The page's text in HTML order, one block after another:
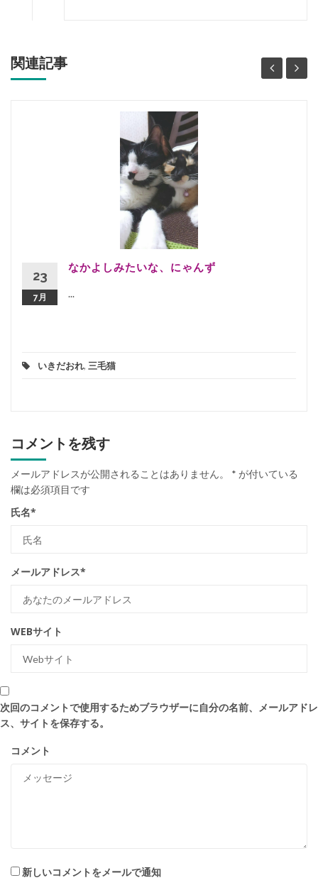
関連記事
23
7月
なかよしみたいな、にゃんず
...
いきだおれ, 三毛猫
コメントを残す
メールアドレスが公開されることはありません。 * が付いている
欄は必須項目です
氏名*
メールアドレス*
WEBサイト
次回のコメントで使用するためブラウザーに自分の名前、メールアドレ
ス、サイトを保存する。
コメント
新しいコメントをメールで通知